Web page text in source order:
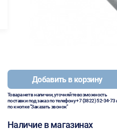
Добавить в корзину
Товара нет в наличии, уточняйте возможность
поставки под заказ по телефону+7 (3822) 52-34-73
по кнопке "Заказать звонок"
Наличие в магазинах